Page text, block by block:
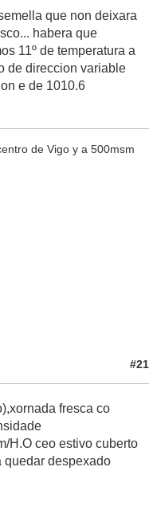
que non deixara
habera que
11º de temperatura a
de direccion variable
e de 1010.6
de Vigo y a 500msm
#21
fresca co
H.O ceo estivo cuberto
quedar despexado